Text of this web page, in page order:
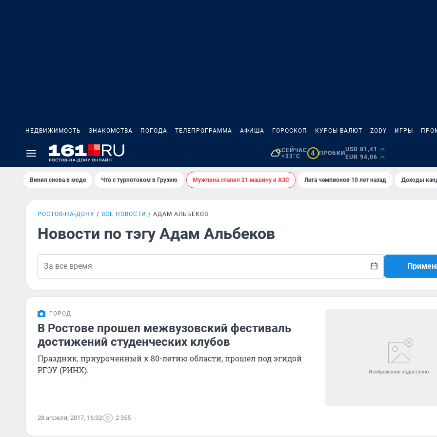
НЕДВИЖИМОСТЬ ЗНАКОМСТВА ПОГОДА ТЕЛЕПРОГРАММА АФИША ГОРОСКОП КУРСЫ ВАЛЮТ ZODY ИГРЫ
СЕЙЧАС
+33°C
4 ПРОБКИ
USD 81,41
EUR 94,06
Винил снова в моде Что с турпотоком в Грузию Мужчина спалил 21 машину и АЗС Лига чемпионов 10 лет назад Доходы
РОСТОВ-НА-ДОНУ ВСЕ НОВОСТИ АДАМ АЛЬБЕКОВ
Новости по тэгу Адам Альбеков
ГОРОД
В Ростове прошел межвузовский фестиваль
достижений студенческих клубов
Праздник, приуроченный к 80-летию области, прошел под эгидой
РГЭУ (РИНХ).
28 апреля, 2017, 16:32 2 355